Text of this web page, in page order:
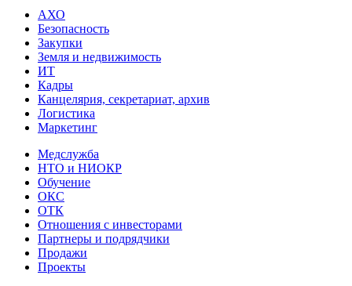
АХО
Безопасность
Закупки
Земля и недвижимость
ИТ
Кадры
Канцелярия, секретариат, архив
Логистика
Маркетинг
Медслужба
НТО и НИОКР
Обучение
ОКС
ОТК
Отношения с инвесторами
Партнеры и подрядчики
Продажи
Проекты